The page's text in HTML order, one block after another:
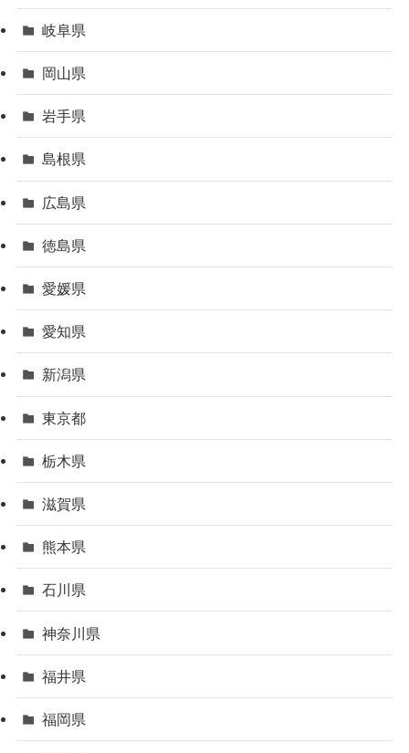
岐阜県
岡山県
岩手県
島根県
広島県
徳島県
愛媛県
愛知県
新潟県
東京都
栃木県
滋賀県
熊本県
石川県
神奈川県
福井県
福岡県